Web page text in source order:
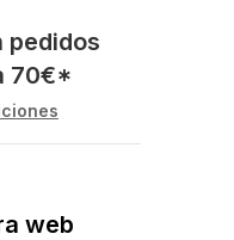
pedidos
70€*
web